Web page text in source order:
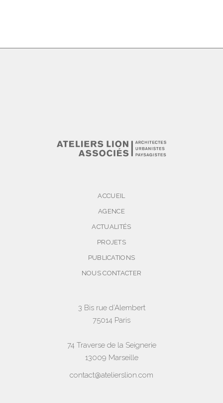
ACCUEIL
AGENCE
ACTUALITÉS
PROJETS
PUBLICATIONS
NOUS CONTACTER
3 Bis rue d’Alembert
75014 Paris
74 Traverse de la Seignerie
13009 Marseille
contact@atelierslion.com